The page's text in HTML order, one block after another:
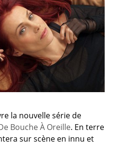
la nouvelle série de
Bouche À Oreille. En terre
sur scène en innu et